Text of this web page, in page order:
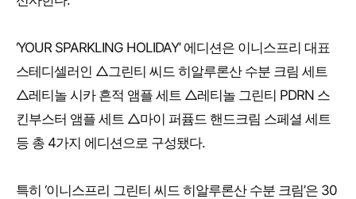
‘YOUR SPARKLING HOLIDAY’ 에디션은 이니스프리 대표
스테디셀러인 △그린티 씨드 히알루론산 수분 크림 세트
△레티놀 시카 흔적 앰플 세트 △레티놀 그린티 PDRN 스
킨부스터 앰플 세트 △마이 퍼퓸드 핸드크림 스페셜 세트
등 총 4가지 에디션으로 구성됐다.
특히 ‘이니스프리 그린티 씨드 히알루론산 수분 크림’은 30